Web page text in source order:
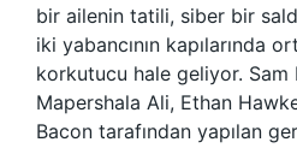
bir ailenin tatili, siber bir
iki yabancının kapılarında
korkutucu hale geliyor. Sam
Mapershala Ali, Ethan
Bacon tarafından yapılan